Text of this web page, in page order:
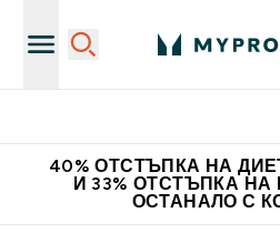
40% ОТСТЪПКА НА
И 33% ОТСТЪПКА
ОСТАНАЛО С